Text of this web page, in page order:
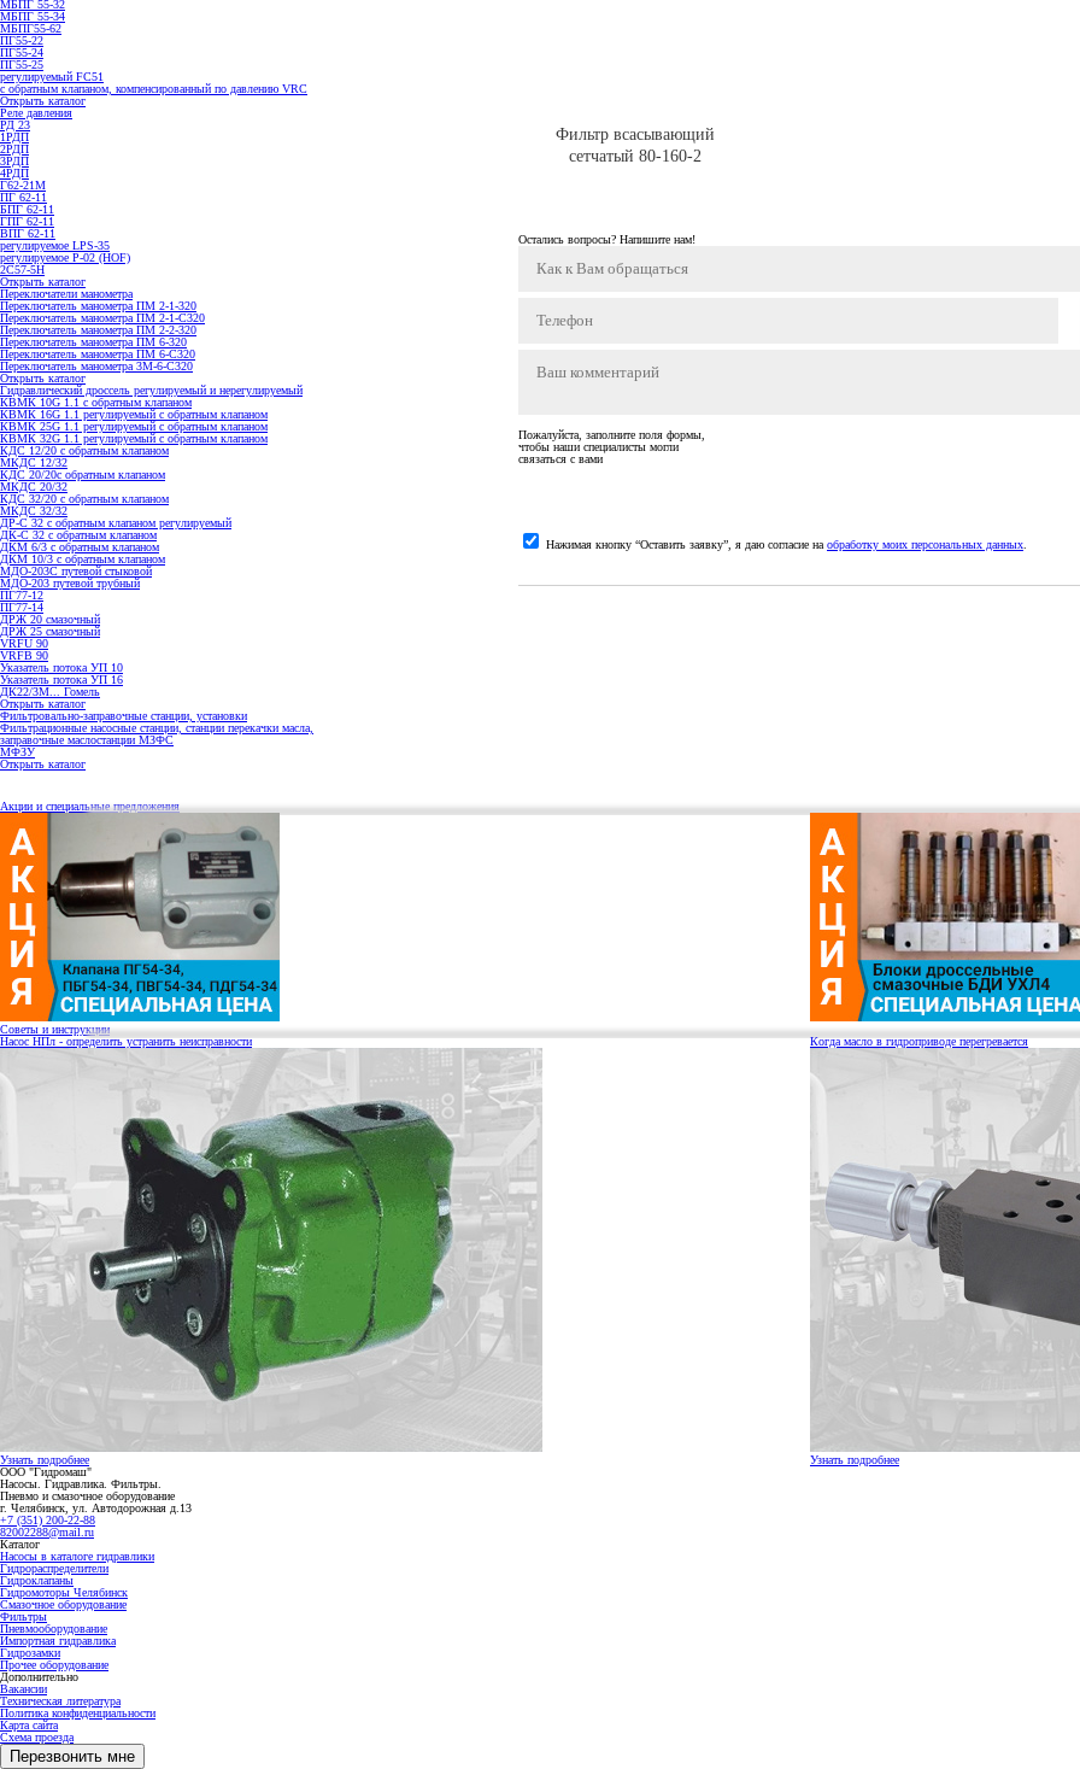
МБПГ 55-32
МБПГ 55-34
МБПГ55-62
ПГ55-22
ПГ55-24
ПГ55-25
регулируемый FC51
с обратным клапаном, компенсированный по давлению VRC
Открыть каталог
Реле давления
РД 23
1РДП
2РДП
3РДП
4РДП
Г62-21М
ПГ 62-11
БПГ 62-11
ГПГ 62-11
ВПГ 62-11
регулируемое LPS-35
регулируемое P-02 (HOF)
2С57-5Н
Открыть каталог
Переключатели манометра
Переключатель манометра ПМ 2-1-320
Переключатель манометра ПМ 2-1-С320
Переключатель манометра ПМ 2-2-320
Переключатель манометра ПМ 6-320
Переключатель манометра ПМ 6-С320
Переключатель манометра 3M-6-C320
Открыть каталог
Гидравлический дроссель регулируемый и нерегулируемый
КВМК 10G 1.1 с обратным клапаном
КВМК 16G 1.1 регулируемый с обратным клапаном
КВМК 25G 1.1 регулируемый с обратным клапаном
КВМК 32G 1.1 регулируемый с обратным клапаном
КДC 12/20 с обратным клапаном
МКДС 12/32
КДC 20/20с обратным клапаном
МКДС 20/32
КДC 32/20 с обратным клапаном
МКДС 32/32
ДР-С 32 с обратным клапаном регулируемый
ДК-С 32 с обратным клапаном
ДКМ 6/3 с обратным клапаном
ДКМ 10/3 с обратным клапаном
МДО-203С путевой стыковой
МДО-203 путевой трубный
ПГ77-12
ПГ77-14
ДРЖ 20 смазочный
ДРЖ 25 смазочный
VRFU 90
VRFВ 90
Указатель потока УП 10
Указатель потока УП 16
ДК22/3М... Гомель
Открыть каталог
Фильтровально-заправочные станции, установки
Фильтрационные насосные станции, станции перекачки масла,
заправочные маслостанции МЗФС
МФЗУ
Открыть каталог
Фильтр всасывающий
сетчатый 80-160-2
Остались вопросы? Напишите нам!
Пожалуйста, заполните поля формы,
чтобы наши специалисты могли
связаться с вами
Нажимая кнопку “Оставить заявку”, я даю согласие на обработку моих персональных данных
Акции и специальные предложения
Советы и инструкции
Насос НПл - определить устранить неисправности
Узнать подробнее
Когда масло в гидроприводе перегревается
Узнать подробнее
ООО "Гидромаш"
Насосы. Гидравлика. Фильтры.
Пневмо и смазочное оборудование
г. Челябинск, ул. Автодорожная д.13
+7 (351) 200-22-88
82002288@mail.ru
Каталог
Насосы в каталоге гидравлики
Гидрораспределители
Гидроклапаны
Гидромоторы Челябинск
Смазочное оборудование
Фильтры
Пневмооборудование
Импортная гидравлика
Гидрозамки
Прочее оборудование
Дополнительно
Вакансии
Техническая литература
Политика конфиденциальности
Карта сайта
Схема проезда
Перезвонить мне